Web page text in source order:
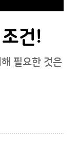
건!
필요한 것은